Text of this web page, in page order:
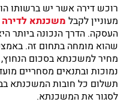
רוכש דירה אשר יש ברשותו
מעוניין לקבל משכנתא לדירה
העסקה. הדרך הנכונה ביותר
שהוא מומחה בתחום זה.
מחיר למשכנתא בסכום
נמוכות ובתנאים מסחריים
תשלום כל חובות המשכנתא
לסגור את המשכנתא.